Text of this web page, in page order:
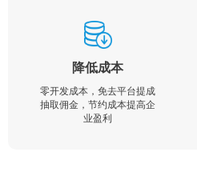
降低成本
零开发成本，免去平台提成
抽取佣金，节约成本提高企
业盈利